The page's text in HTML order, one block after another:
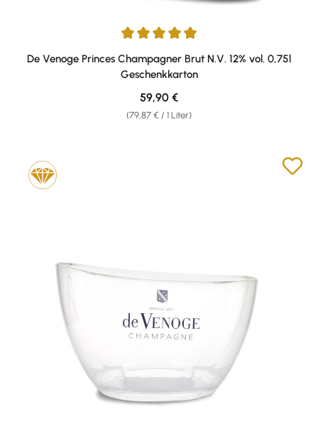
Durchschnittliche Bewertung von 5 von 5 Sternen
De Venoge Princes Champagner Brut N.V. 12% vol. 0,75l
Geschenkkarton
(79,87 € / 1 Liter)
Regulärer Preis:
59,90 €